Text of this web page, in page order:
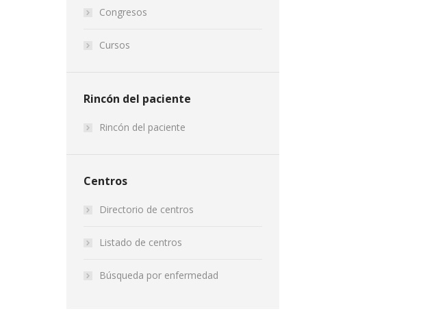
Congresos
Cursos
Rincón del paciente
Rincón del paciente
Centros
Directorio de centros
Listado de centros
Búsqueda por enfermedad